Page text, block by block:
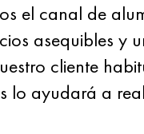
el canal de
asequibles y
cliente
lo ayudará a